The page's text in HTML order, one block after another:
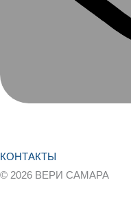
КОНТАКТЫ
© 2026 ВЕРИ САМАРА